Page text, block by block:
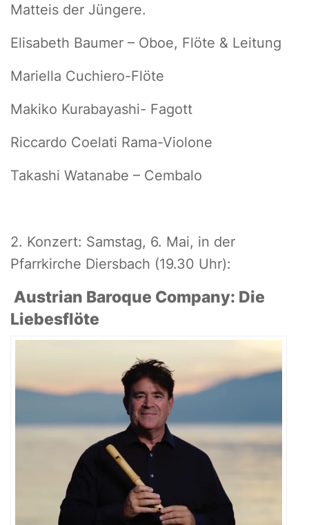
Matteis der Jüngere.
Elisabeth Baumer – Oboe, Flöte & Leitung
Mariella Cuchiero-Flöte
Makiko Kurabayashi- Fagott
Riccardo Coelati Rama-Violone
Takashi Watanabe – Cembalo
2. Konzert: Samstag, 6. Mai, in der
Pfarrkirche Diersbach (19.30 Uhr):
Austrian Baroque Company: Die
Liebesflöte